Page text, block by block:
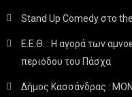
Stand Up Comedy στο
Ε.Ε.Θ. : Η αγορά των
περιόδου του Πάσχα
Δήμος Κασσάνδρας :